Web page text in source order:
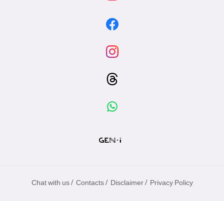
Chat with us / Contacts / Disclaimer / Privacy Policy